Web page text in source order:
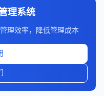
理系统
理效率，降低管理成本